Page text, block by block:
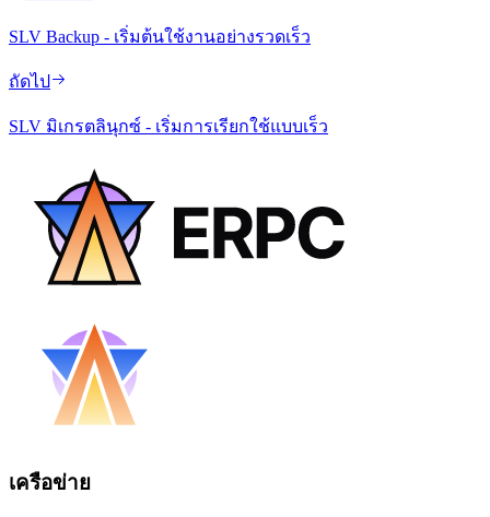
SLV Backup - เริ่มต้นใช้งานอย่างรวดเร็ว
ถัดไป
SLV มิเกรตลินุกซ์ - เริ่มการเรียกใช้แบบเร็ว
เครือข่าย